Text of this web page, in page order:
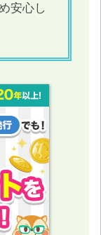
安心し